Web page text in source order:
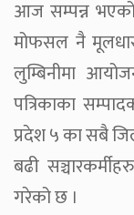
आज सम्पन्न भएको
मोफसल नै
लुम्बिनीमा
पत्रिकाका
प्रदेश ५ का सबै
बढी
गरेको छ ।